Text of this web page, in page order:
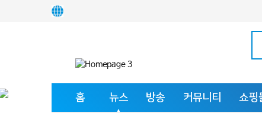
홈 뉴스 방송 커뮤니티 쇼핑